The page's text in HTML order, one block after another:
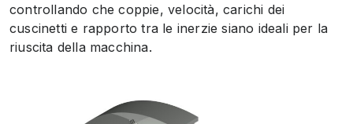
controllando che coppie, velocità, carichi dei
cuscinetti e rapporto tra le inerzie siano ideali per la
riuscita della macchina.